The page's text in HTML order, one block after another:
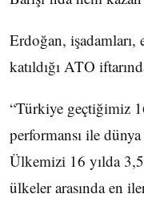
Erdoğan, işadamları,
katıldığı ATO
“Türkiye geçtiğimiz
performansı ile
Ülkemizi 16 yılda
ülkeler arasında en